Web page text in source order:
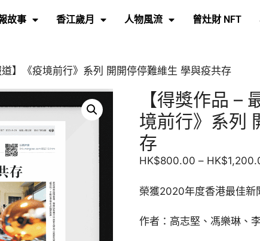
故事 香江歲月 人物風流 曾灶財 NFT
】《疫境前行》系列 開開停停難維生 學與疫共存
【得獎作品 –
境前行》系列
存
HK$800.00 – HK$
榮獲2020年度香港最佳新
作者：高志堅、馮樂琳、